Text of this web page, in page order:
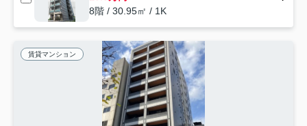
8階 / 30.95㎡ / 1K
賃貸マンション